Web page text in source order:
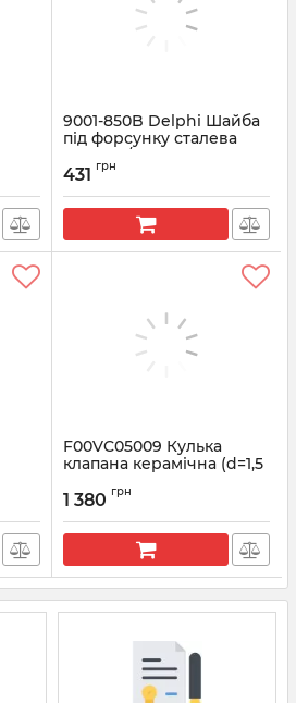
9001-850B Delphi Шайба
під форсунку сталева
Ford 2.0/2.4 TDCI d=1.6
mm
Артикул: 9001-850B
431 грн
F00VC05009 Кулька
клапана керамічна (d=1,5
Артикул:
1 380 грн